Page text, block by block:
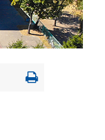
Drukowanie